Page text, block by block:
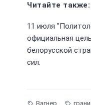
11 июля
официальная
белорусской
сил.
Вагнер